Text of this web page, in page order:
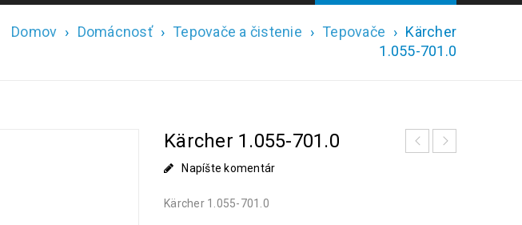
Domov › Domácnosť › Tepovače a čistenie › Tepovače › Kärcher
1.055-701.0
Kärcher 1.055-701.0
Napíšte komentár
Kärcher 1.055-701.0